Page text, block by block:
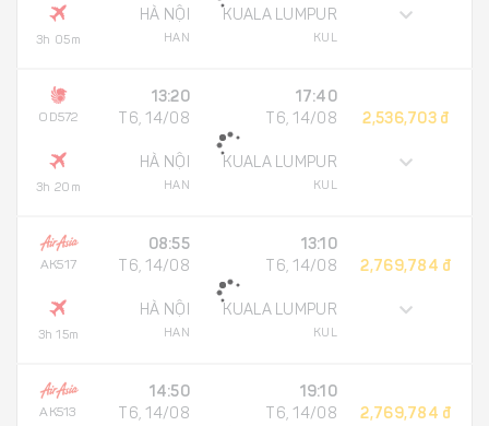
3h 05m
HÀ NỘI
HAN
KUALA LUMPUR
KUL
OD572
3h 20m
13:20
T6, 14/08
HÀ NỘI
HAN
17:40
T6, 14/08
KUALA LUMPUR
KUL
2,536,703 đ
AK517
3h 15m
08:55
T6, 14/08
HÀ NỘI
HAN
13:10
T6, 14/08
KUALA LUMPUR
KUL
2,769,784 đ
AK513
14:50
T6, 14/08
19:10
T6, 14/08
2,769,784 đ